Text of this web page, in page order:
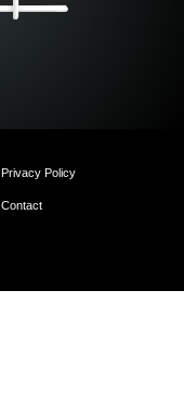
Privacy Policy
Contact